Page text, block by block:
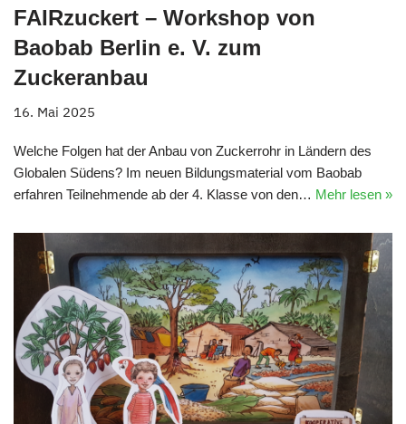
FAIRzuckert – Workshop von
Baobab Berlin e. V. zum
Zuckeranbau
16. Mai 2025
Welche Folgen hat der Anbau von Zuckerrohr in Ländern des
Globalen Südens? Im neuen Bildungsmaterial vom Baobab
erfahren Teilnehmende ab der 4. Klasse von den… Mehr lesen »